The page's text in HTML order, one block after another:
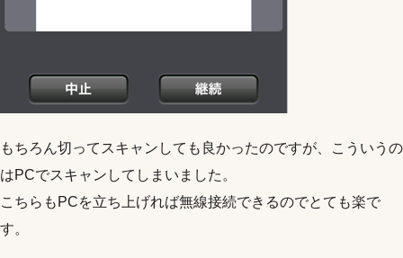
もちろん切ってスキャンしても良かったのですが、こういうの
はPCでスキャンしてしまいました。
こちらもPCを立ち上げれば無線接続できるのでとても楽で
す。